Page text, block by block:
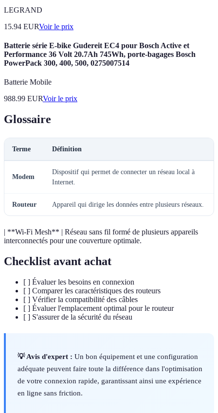
LEGRAND
15.94 EURVoir le prix
Batterie série E-bike Gudereit EC4 pour Bosch Active et
Performance 36 Volt 20.7Ah 745Wh, porte-bagages Bosch
PowerPack 300, 400, 500, 0275007514
Batterie Mobile
988.99 EURVoir le prix
Glossaire
Terme Définition
Modem
Dispositif qui permet de connecter un réseau local à
Internet.
Routeur Appareil qui dirige les données entre plusieurs réseaux.
| **Wi-Fi Mesh** | Réseau sans fil formé de plusieurs appareils
interconnectés pour une couverture optimale.
Checklist avant achat
[ ] Évaluer les besoins en connexion
[ ] Comparer les caractéristiques des routeurs
[ ] Vérifier la compatibilité des câbles
[ ] Évaluer l'emplacement optimal pour le routeur
[ ] S'assurer de la sécurité du réseau
💡 Avis d'expert : Un bon équipement et une configuration
adéquate peuvent faire toute la différence dans l'optimisation
de votre connexion rapide, garantissant ainsi une expérience
en ligne sans friction.